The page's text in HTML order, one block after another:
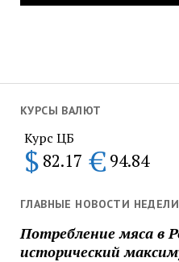
КУРСЫ ВАЛЮТ
Курс ЦБ
$ 82.17 € 94.84
ГЛАВНЫЕ НОВОСТИ НЕДЕЛИ
Потребление мяса в
исторический